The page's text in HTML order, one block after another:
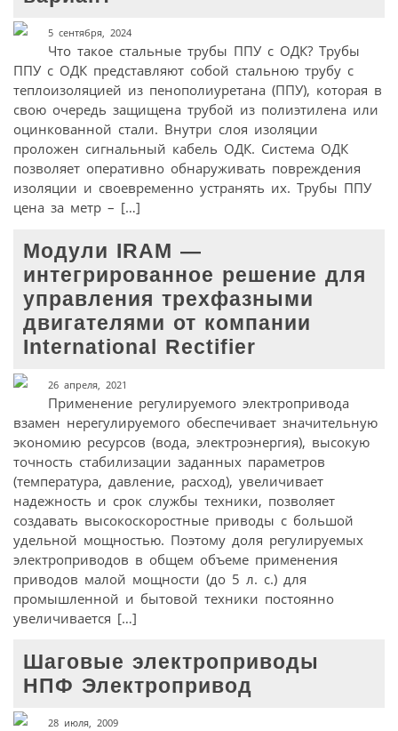
5 сентября, 2024
Что такое стальные трубы ППУ с ОДК? Трубы
ППУ с ОДК представляют собой стальною трубу с
теплоизоляцией из пенополиуретана (ППУ), которая в
свою очередь защищена трубой из полиэтилена или
оцинкованной стали. Внутри слоя изоляции
проложен сигнальный кабель ОДК. Система ОДК
позволяет оперативно обнаруживать повреждения
изоляции и своевременно устранять их. Трубы ППУ
цена за метр – […]
Модули IRAM —
интегрированное решение для
управления трехфазными
двигателями от компании
International Rectifier
26 апреля, 2021
Применение регулируемого электропривода
взамен нерегулируемого обеспечивает значительную
экономию ресурсов (вода, электроэнергия), высокую
точность стабилизации заданных параметров
(температура, давление, расход), увеличивает
надежность и срок службы техники, позволяет
создавать высокоскоростные приводы с большой
удельной мощностью. Поэтому доля регулируемых
электроприводов в общем объеме применения
приводов малой мощности (до 5 л. с.) для
промышленной и бытовой техники постоянно
увеличивается […]
Шаговые электроприводы
НПФ Электропривод
28 июля, 2009